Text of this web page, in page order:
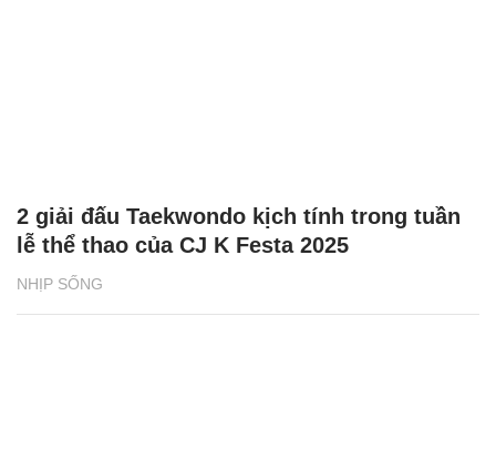
NHỊP SỐNG
2 giải đấu Taekwondo kịch tính trong tuần
lễ thể thao của CJ K Festa 2025